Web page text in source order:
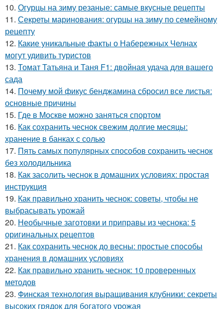
10. Огурцы на зиму резаные: самые вкусные рецепты
11. Секреты маринования: огурцы на зиму по семейному
рецепту
12. Какие уникальные факты о Набережных Челнах
могут удивить туристов
13. Томат Татьяна и Таня F1: двойная удача для вашего
сада
14. Почему мой фикус бенджамина сбросил все листья:
основные причины
15. Где в Москве можно заняться спортом
16. Как сохранить чеснок свежим долгие месяцы:
хранение в банках с солью
17. Пять самых популярных способов сохранить чеснок
без холодильника
18. Как засолить чеснок в домашних условиях: простая
инструкция
19. Как правильно хранить чеснок: советы, чтобы не
выбрасывать урожай
20. Необычные заготовки и приправы из чеснока: 5
оригинальных рецептов
21. Как сохранить чеснок до весны: простые способы
хранения в домашних условиях
22. Как правильно хранить чеснок: 10 проверенных
методов
23. Финская технология выращивания клубники: секреты
высоких грядок для богатого урожая